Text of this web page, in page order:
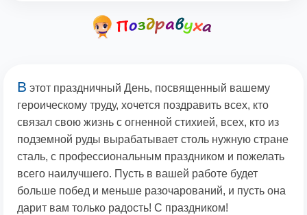
В этот праздничный День, посвященный вашему
героическому труду, хочется поздравить всех, кто
связал свою жизнь с огненной стихией, всех, кто из
подземной руды вырабатывает столь нужную стране
сталь, с профессиональным праздником и пожелать
всего наилучшего. Пусть в вашей работе будет
больше побед и меньше разочарований, и пусть она
дарит вам только радость! С праздником!